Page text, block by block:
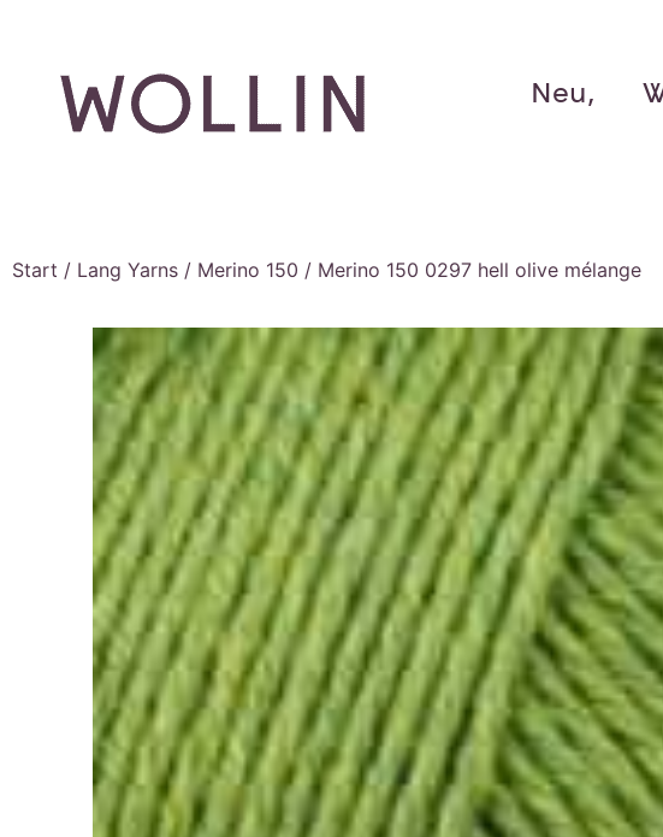
Neu,
Start / Lang Yarns / Merino 150 / Merino 150 0297 hell olive mélange